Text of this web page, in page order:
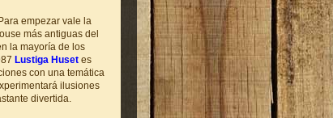
empezar vale la
más antiguas del
la mayoría de los
Lustiga Huset es
con una temática
ilusiones
divertida.